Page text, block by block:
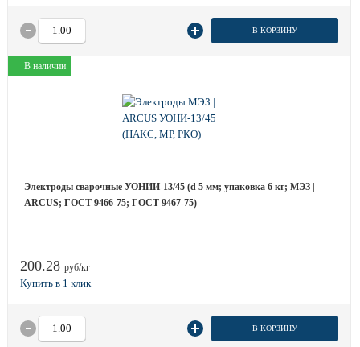
В КОРЗИНУ
В наличии
Электроды сварочные УОНИИ-13/45 (d 5 мм; упаковка 6 кг; МЭЗ |
ARCUS; ГОСТ 9466-75; ГОСТ 9467-75)
200.28 руб/кг
В КОРЗИНУ